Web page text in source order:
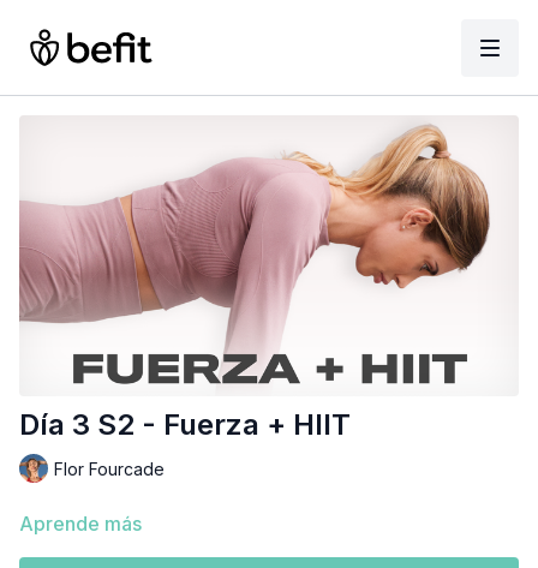
Día 3 S2 - Fuerza + HIIT
Flor Fourcade
Aprende más